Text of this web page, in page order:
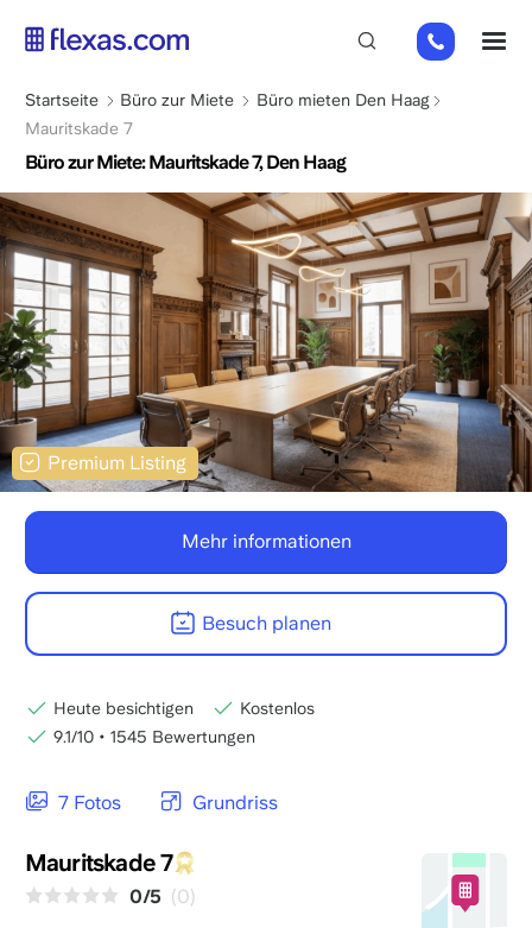
zum
+31
85
066
Pfadnavigation
Startseite Büro zur Miete
Büro mieten Den Haag
Mauritskade 7
Büro zur Miete: Mauritskade 7, Den Haag
Premium Listing
7 Fotos Grundriss
Mauritskade 7
0/5 (0)
Mehr informationen
Besuch planen
Heute besichtigen
Kostenlos
9.1/10 • 1545 Bewertungen